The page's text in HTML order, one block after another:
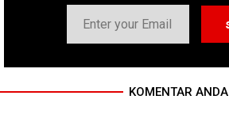
KOMENTAR ANDA